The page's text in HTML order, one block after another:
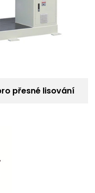
přesné lisování